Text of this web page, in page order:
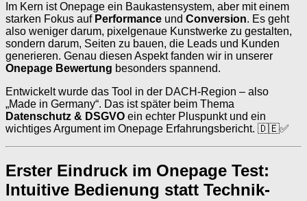
Im Kern ist Onepage ein Baukastensystem, aber mit einem
starken Fokus auf Performance und Conversion. Es geht
also weniger darum, pixelgenaue Kunstwerke zu gestalten,
sondern darum, Seiten zu bauen, die Leads und Kunden
generieren. Genau diesen Aspekt fanden wir in unserer
Onepage Bewertung besonders spannend.
Entwickelt wurde das Tool in der DACH-Region – also
„Made in Germany“. Das ist später beim Thema
Datenschutz & DSGVO ein echter Pluspunkt und ein
wichtiges Argument im Onepage Erfahrungsbericht. 🇩🇪✅
Erster Eindruck im Onepage Test:
Intuitive Bedienung statt Technik-